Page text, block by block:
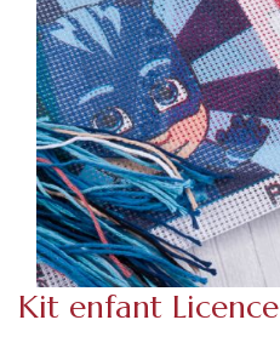
Kit enfant Licence